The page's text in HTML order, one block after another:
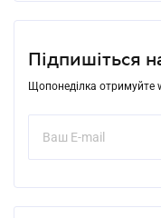
Підпишіться
Щопонеділка отримуйте